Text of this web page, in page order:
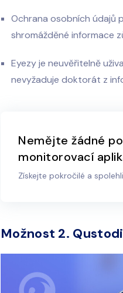
Ochrana osobních údajů
shromážděné informace
Eyezy je neuvěřitelně
nevyžaduje doktorát z
Nemějte žádné
monitorovací
Získejte pokročilé a
Možnost 2.